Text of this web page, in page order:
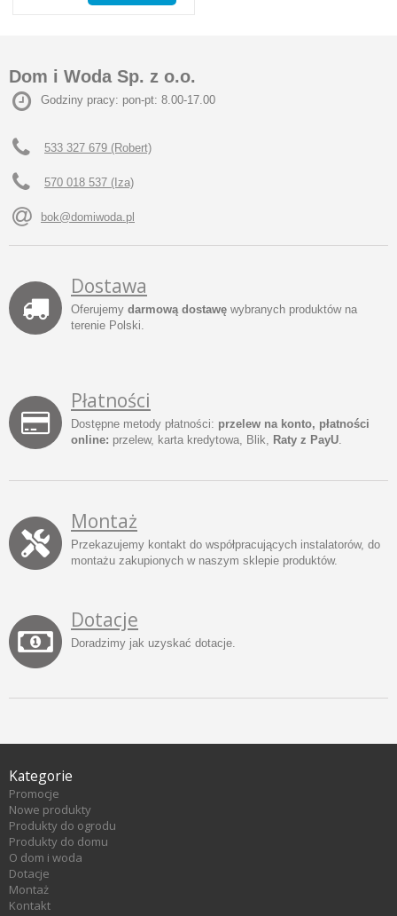
Dom i Woda Sp. z o.o.
Godziny pracy: pon-pt: 8.00-17.00
533 327 679 (Robert)
570 018 537 (Iza)
bok@domiwoda.pl
Dostawa
Oferujemy darmową dostawę wybranych produktów na
terenie Polski.
Płatności
Dostępne metody płatności: przelew na konto, płatności
online: przelew, karta kredytowa, Blik, Raty z PayU.
Montaż
Przekazujemy kontakt do współpracujących instalatorów, do
montażu zakupionych w naszym sklepie produktów.
Dotacje
Doradzimy jak uzyskać dotacje.
Kategorie
Promocje
Nowe produkty
Produkty do ogrodu
Produkty do domu
O dom i woda
Dotacje
Montaż
Kontakt